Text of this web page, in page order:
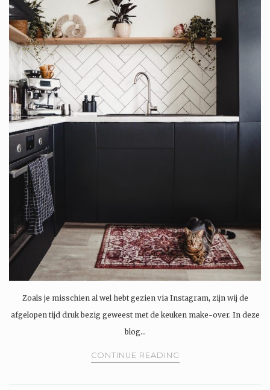
Zoals je misschien al wel hebt gezien via Instagram, zijn wij de
afgelopen tijd druk bezig geweest met de keuken make-over. In deze
blog…
CONTINUE READING